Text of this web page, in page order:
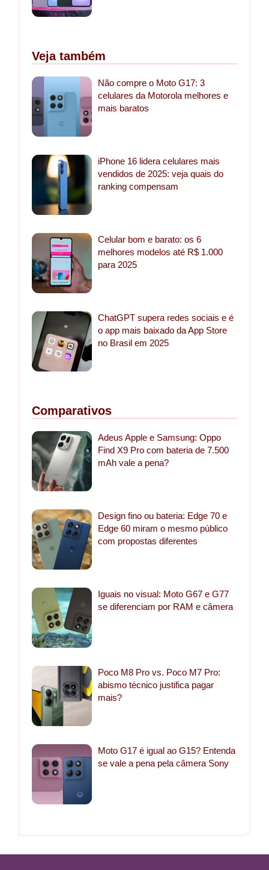
Veja também
Não compre o Moto G17: 3
celulares da Motorola melhores e
mais baratos
iPhone 16 lidera celulares mais
vendidos de 2025: veja quais do
ranking compensam
Celular bom e barato: os 6
melhores modelos até R$ 1.000
para 2025
ChatGPT supera redes sociais e é
o app mais baixado da App Store
no Brasil em 2025
Comparativos
Adeus Apple e Samsung: Oppo
Find X9 Pro com bateria de 7.500
mAh vale a pena?
Design fino ou bateria: Edge 70 e
Edge 60 miram o mesmo público
com propostas diferentes
Iguais no visual: Moto G67 e G77
se diferenciam por RAM e câmera
Poco M8 Pro vs. Poco M7 Pro:
abismo técnico justifica pagar
mais?
Moto G17 é igual ao G15? Entenda
se vale a pena pela câmera Sony